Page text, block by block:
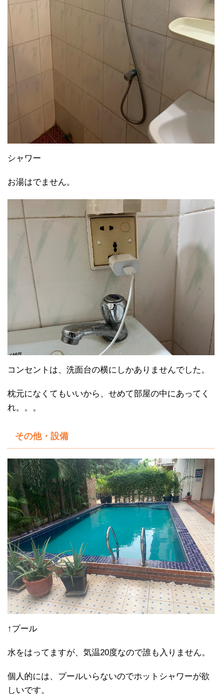
シャワー
お湯はでません。
コンセントは、洗面台の横にしかありませんでした。
枕元になくてもいいから、せめて部屋の中にあってく
れ。。。
その他・設備
↑プール
水をはってますが、気温20度なので誰も入りません。
個人的には、プールいらないのでホットシャワーが欲
しいです。